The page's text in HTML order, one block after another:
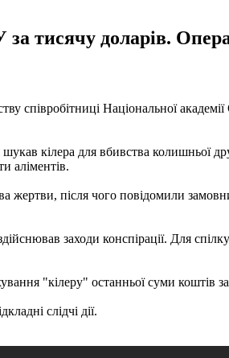
тисячу доларів.
співробітниці Національної
кілера для вбивства колишньої
аліментів.
жертви, після чого повідомили
заходи конспірації. Для
"кілеру" останньої суми
слідчі дії.